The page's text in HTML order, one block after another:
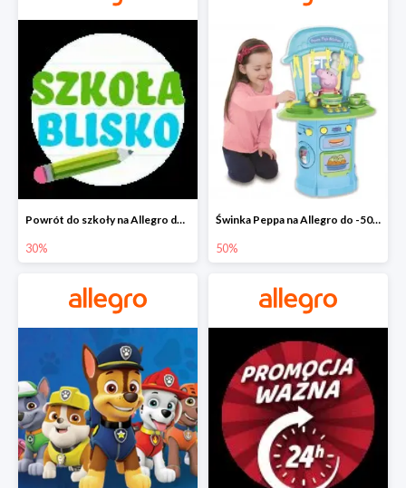
Powrót do szkoły na Allegro do -30%
30%
Świnka Peppa na Allegro do -50%
50%